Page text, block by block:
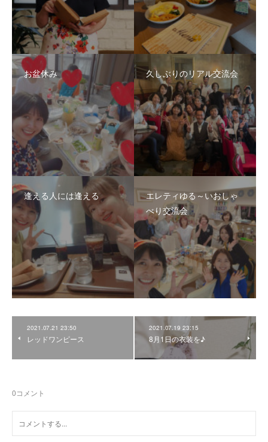
お盆休み 久しぶりのリアル交流会
逢える人には逢える
エレティゆる～いおしゃ
べり交流会
2021.07.21 23:50
レッドワンピース
2021.07.19 23:15
8月1日の衣装を♪
0コメント